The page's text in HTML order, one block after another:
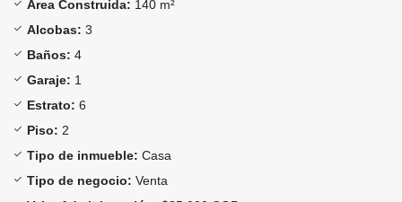
Área Construida: 140 m²
Alcobas: 3
Baños: 4
Garaje: 1
Estrato: 6
Piso: 2
Tipo de inmueble: Casa
Tipo de negocio: Venta